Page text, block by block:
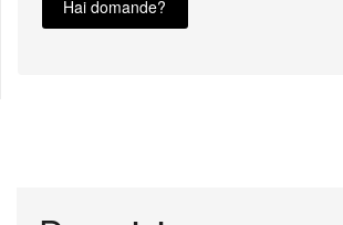
Hai domande?